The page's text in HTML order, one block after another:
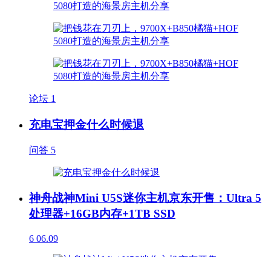
论坛 1
充电宝押金什么时候退
问答 5
神舟战神Mini U5S迷你主机京东开售：Ultra 5
处理器+16GB内存+1TB SSD
6 06.09